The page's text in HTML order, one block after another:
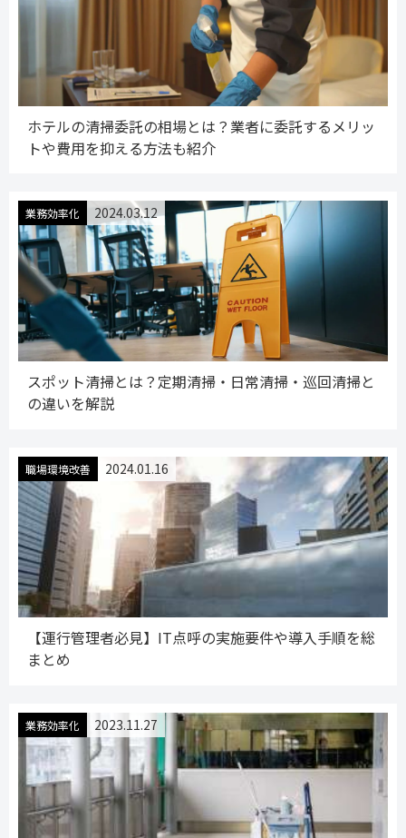
ホテルの清掃委託の相場とは？業者に委託するメリッ
トや費用を抑える方法も紹介
業務効率化 2024.03.12
スポット清掃とは？定期清掃・日常清掃・巡回清掃と
の違いを解説
職場環境改善 2024.01.16
【運行管理者必見】IT点呼の実施要件や導入手順を総
まとめ
業務効率化 2023.11.27